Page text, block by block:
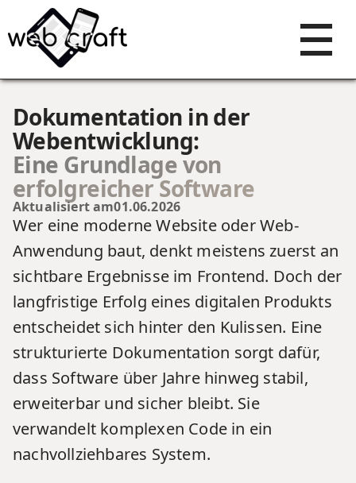
Dokumentation in der
Webentwicklung:
Eine Grundlage von
erfolgreicher Software
Aktualisiert am01.06.2026
Wer eine moderne Website oder Web-
Anwendung baut, denkt meistens zuerst an
sichtbare Ergebnisse im Frontend. Doch der
langfristige Erfolg eines digitalen Produkts
entscheidet sich hinter den Kulissen. Eine
strukturierte Dokumentation sorgt dafür,
dass Software über Jahre hinweg stabil,
erweiterbar und sicher bleibt. Sie
verwandelt komplexen Code in ein
nachvollziehbares System.